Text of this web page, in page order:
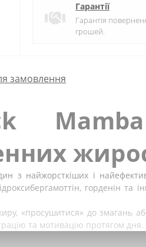
Гарантії
Гарантія
грошей.
замовлення
з найжорсткіших і
горденін та
«просушитися» до змагань
та мотивацію протягом дня.